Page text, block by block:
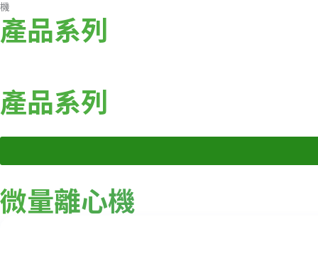
機
產品系列
產品系列
微量離心機